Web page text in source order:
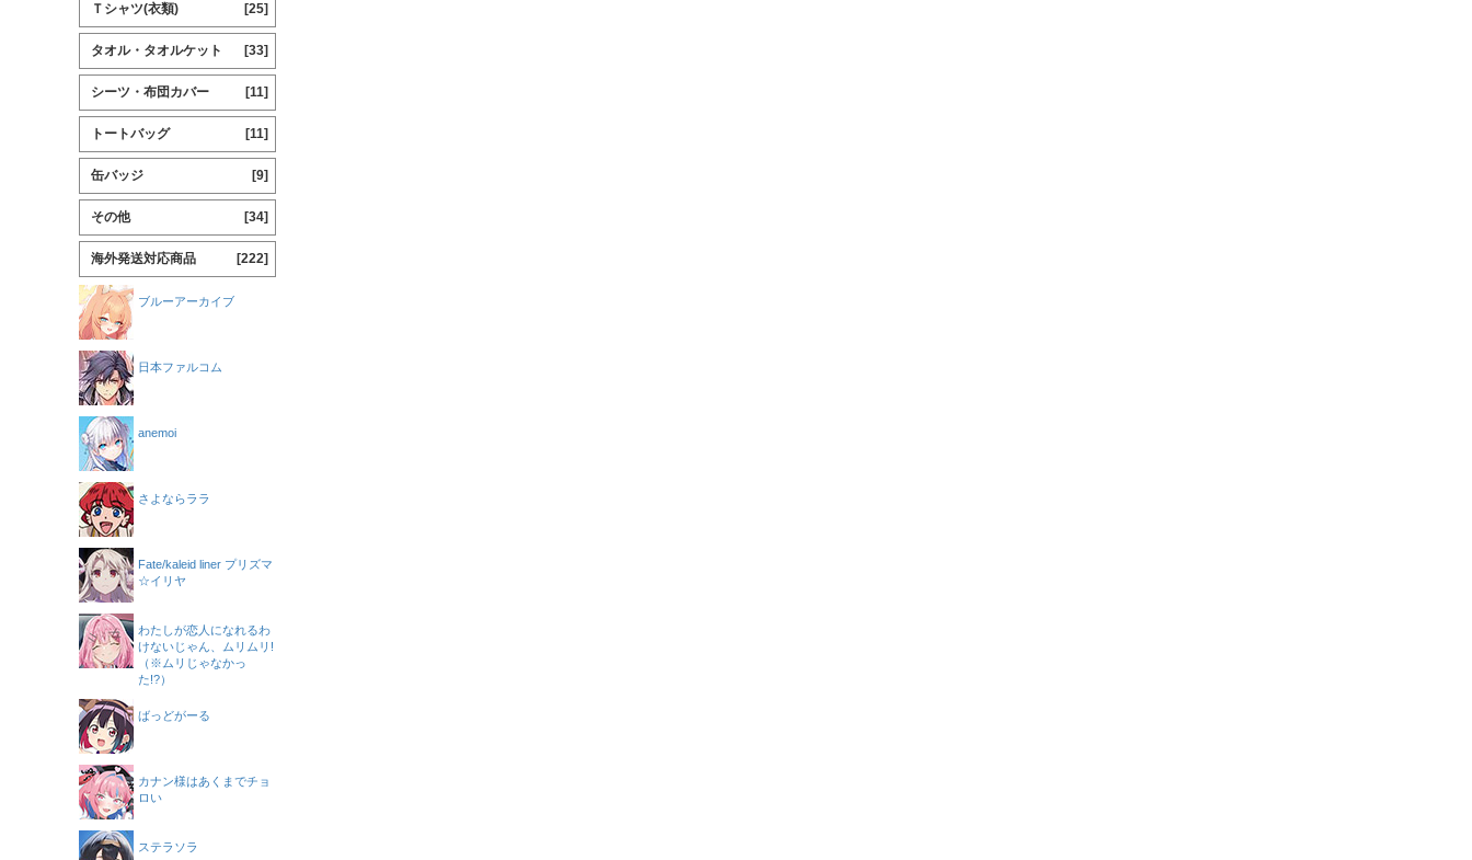
Ｔシャツ(衣類) [25]
タオル・タオルケット [33]
シーツ・布団カバー [11]
トートバッグ [11]
缶バッジ [9]
その他 [34]
海外発送対応商品 [222]
ブルーアーカイブ
日本ファルコム
anemoi
さよならララ
Fate/kaleid liner プリズマ
☆イリヤ
わたしが恋人になれるわ
けないじゃん、ムリムリ!
（※ムリじゃなかっ
た!?）
ばっどがーる
カナン様はあくまでチョ
ロい
ステラソラ